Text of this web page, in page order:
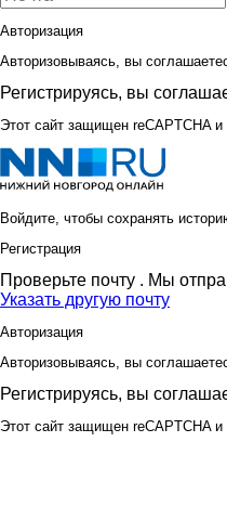
Авторизация
Авторизовываясь, вы
Регистрируясь, вы
Этот сайт защищен reCAPTCHA
Войдите, чтобы сохранять
Регистрация
Проверьте почту . Мы
Указать другую почту
Авторизация
Авторизовываясь, вы
Регистрируясь, вы
Этот сайт защищен reCAPTCHA